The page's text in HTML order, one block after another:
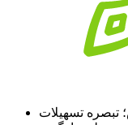
تسهیلات